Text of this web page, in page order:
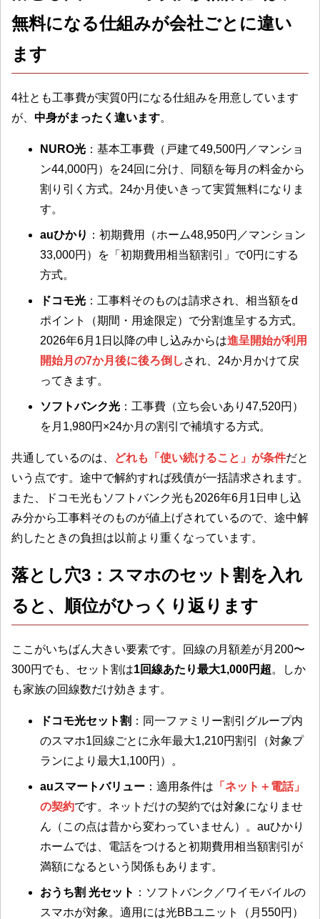
無料になる仕組みが会社ごとに違い
ます
4社とも工事費が実質0円になる仕組みを用意しています
が、 中身がまったく違います。
NURO光 ：基本工事費（戸建て49,500円／マンショ
ン44,000円）を24回に分け、同額を毎月の料金から
割り引く方式。24か月使いきって実質無料になりま
す。
auひかり ：初期費用（ホーム48,950円／マンション
33,000円）を「初期費用相当額割引」で0円にする
方式。
ドコモ光 ：工事料そのものは請求され、相当額をd
ポイント（期間・用途限定）で分割進呈する方式。
2026年6月1日以降の申し込みからは進呈開始が利用
開始月の7か月後に後ろ倒し され、24か月かけて戻
ってきます。
ソフトバンク光 ：工事費（立ち会いあり47,520円）
を月1,980円×24か月の割引で補填する方式。
共通しているのは、 どれも「使い続けること」が条件だと
いう点です。途中で解約すれば残債が一括請求されます。
また、ドコモ光もソフトバンク光も2026年6月1日申し込
み分から工事料そのものが値上げされているので、途中解
約したときの負担は以前より重くなっています。
落とし穴3：スマホのセット割を入れ
ると、順位がひっくり返ります
ここがいちばん大きい要素です。回線の月額差が月200〜
300円でも、セット割は1回線あたり最大1,000円超。しか
も家族の回線数だけ効きます。
ドコモ光セット割 ：同一ファミリー割引グループ内
のスマホ1回線ごとに永年最大1,210円割引（対象プ
ランにより最大1,100円）。
auスマートバリュー ：適用条件は 「ネット＋電話」
の契約です。ネットだけの契約では対象になりませ
ん（この点は昔から変わっていません）。auひかり
ホームでは、電話をつけると初期費用相当額割引が
満額になるという関係もあります。
おうち割 光セット ：ソフトバンク／ワイモバイルの
スマホが対象。適用には光BBユニット（月550円）